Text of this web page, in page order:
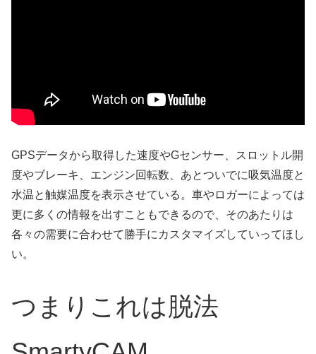
GPSデータから取得した速度やGセンサー、スロットル開
度やブレーキ、エンジン回転数、あとついでに吸気温度と
水温と触媒温度を表示させている。車やロガーによっては
更に多くの情報を出すこともできるので、そのあたりは
各々の需要に合わせて勝手にカスタマイズしていってほし
い。
つまりこれは脱法